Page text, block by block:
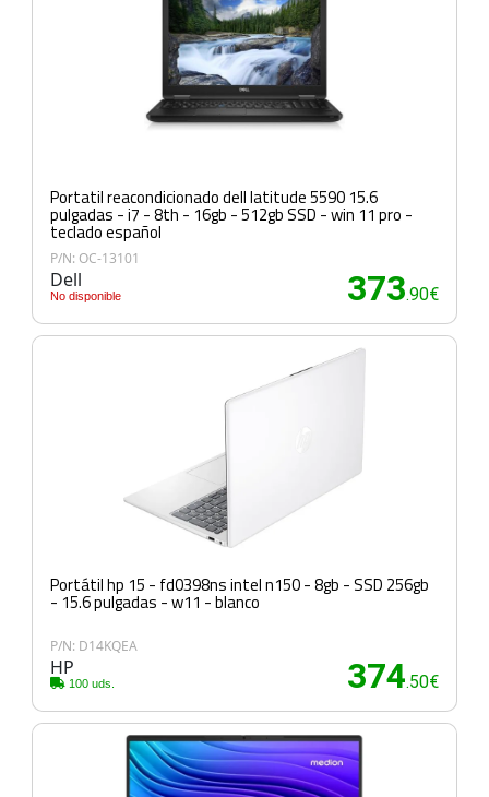
Portatil reacondicionado dell latitude 5590 15.6
pulgadas - i7 - 8th - 16gb - 512gb SSD - win 11 pro -
teclado español
P/N: OC-13101
Dell
No disponible 373.90€
Portátil hp 15 - fd0398ns intel n150 - 8gb - SSD 256gb
- 15.6 pulgadas - w11 - blanco
P/N: D14KQEA
HP
100 uds. 374.50€